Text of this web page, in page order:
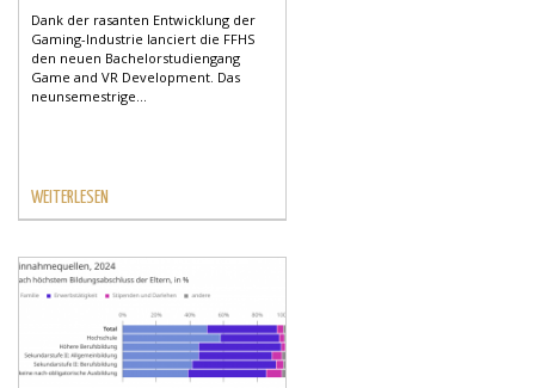
Dank der rasanten Entwicklung der
Gaming-Industrie lanciert die FFHS
den neuen Bachelorstudiengang
Game and VR Development. Das
neunsemestrige...
WEITERLESEN